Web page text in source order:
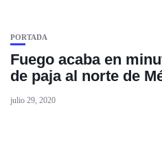
PORTADA
Fuego acaba en
de paja al norte de
julio 29, 2020